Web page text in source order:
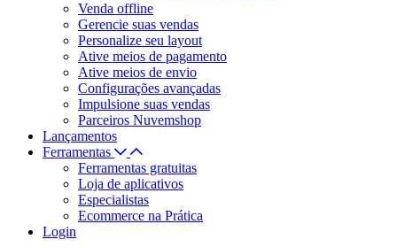
Venda offline
Gerencie suas vendas
Personalize seu layout
Ative meios de pagamento
Ative meios de envio
Configurações avançadas
Impulsione suas vendas
Parceiros Nuvemshop
Lançamentos
Ferramentas
Ferramentas gratuitas
Loja de aplicativos
Especialistas
Ecommerce na Prática
Login